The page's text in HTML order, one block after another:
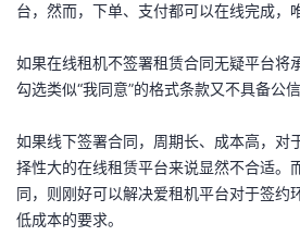
学
堂
的
课
我
的
我
持
我
技
术
的
云
台，然而，下单、支付都可以在线完成，
如果在线租机不签署租赁合同无疑平台将
勾选类似“我同意”的格式条款又不具备公信
如果线下签署合同，周期长、成本高，对
择性大的在线租赁平台来说显然不合适。
同，则刚好可以解决爱租机平台对于签约
低成本的要求。